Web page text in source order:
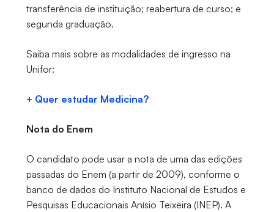
transferência de instituição; reabertura de curso; e
segunda graduação.
Saiba mais sobre as modalidades de ingresso na
Unifor:
+ Quer estudar Medicina?
Nota do Enem
O candidato pode usar a nota de uma das edições
passadas do Enem (a partir de 2009), conforme o
banco de dados do Instituto Nacional de Estudos e
Pesquisas Educacionais Anísio Teixeira (INEP). A